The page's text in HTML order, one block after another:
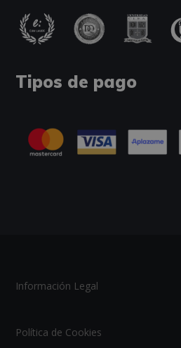
Tipos de pago
Información Legal
Política de Cookies